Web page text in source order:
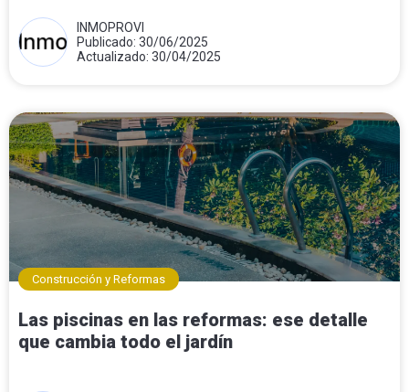
INMOPROVI
Publicado: 30/06/2025
Actualizado: 30/04/2025
Construcción y Reformas
Las piscinas en las reformas: ese detalle
que cambia todo el jardín